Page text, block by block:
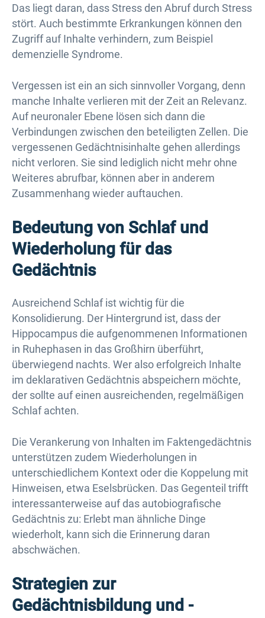
Das liegt daran, dass Stress den Abruf durch Stress
stört. Auch bestimmte Erkrankungen können den
Zugriff auf Inhalte verhindern, zum Beispiel
demenzielle Syndrome.
Vergessen ist ein an sich sinnvoller Vorgang, denn
manche Inhalte verlieren mit der Zeit an Relevanz.
Auf neuronaler Ebene lösen sich dann die
Verbindungen zwischen den beteiligten Zellen. Die
vergessenen Gedächtnisinhalte gehen allerdings
nicht verloren. Sie sind lediglich nicht mehr ohne
Weiteres abrufbar, können aber in anderem
Zusammenhang wieder auftauchen.
Bedeutung von Schlaf und
Wiederholung für das
Gedächtnis
Ausreichend Schlaf ist wichtig für die
Konsolidierung. Der Hintergrund ist, dass der
Hippocampus die aufgenommenen Informationen
in Ruhephasen in das Großhirn überführt,
überwiegend nachts. Wer also erfolgreich Inhalte
im deklarativen Gedächtnis abspeichern möchte,
der sollte auf einen ausreichenden, regelmäßigen
Schlaf achten.
Die Verankerung von Inhalten im Faktengedächtnis
unterstützen zudem Wiederholungen in
unterschiedlichem Kontext oder die Koppelung mit
Hinweisen, etwa Eselsbrücken. Das Gegenteil trifft
interessanterweise auf das autobiografische
Gedächtnis zu: Erlebt man ähnliche Dinge
wiederholt, kann sich die Erinnerung daran
abschwächen.
Strategien zur
Gedächtnisbildung und -